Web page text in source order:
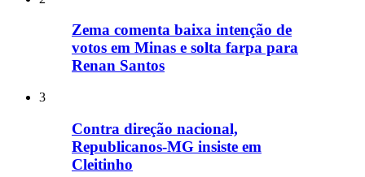
Zema comenta baixa intenção de
votos em Minas e solta farpa para
Renan Santos
3
Contra direção nacional,
Republicanos-MG insiste em
Cleitinho